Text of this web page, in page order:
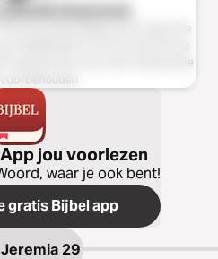
Nederlands
Ingesproken door Ben Ketting Alle
jou voorlezen
waar je ook bent!
gratis Bijbel app
Jeremia 29